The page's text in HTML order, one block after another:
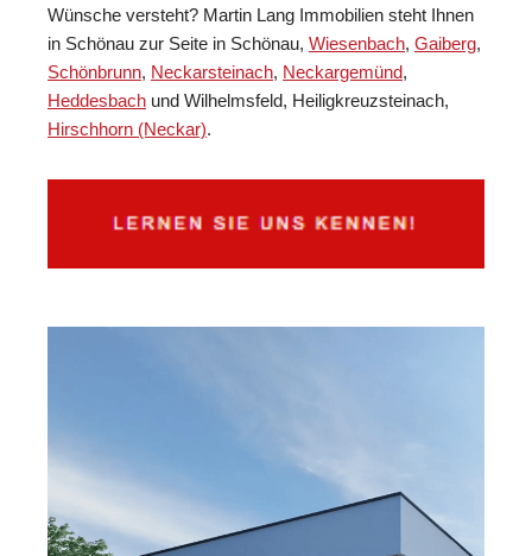
Wünsche versteht? Martin Lang Immobilien steht Ihnen
in Schönau zur Seite in Schönau, Wiesenbach, Gaiberg,
Schönbrunn, Neckarsteinach, Neckargemünd,
Heddesbach und Wilhelmsfeld, Heiligkreuzsteinach,
Hirschhorn (Neckar).